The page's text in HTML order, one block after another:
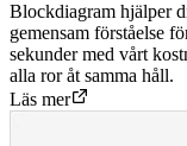
Blockdiagram hjälper
gemensam förståelse
sekunder med vårt
alla ror åt samma håll.
Läs mer